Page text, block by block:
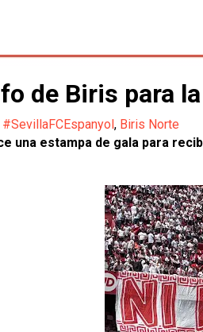
de Biris para
#SevillaFCEspanyol, Biris Norte
una estampa de gala para